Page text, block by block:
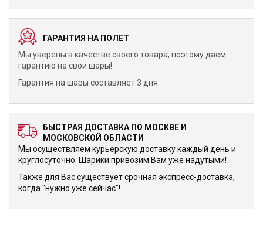
ГАРАНТИЯ НА ПОЛЕТ
Мы уверены в качестве своего товара, поэтому даем
гарантию на свои шары!
Гарантия на шары составляет 3 дня
БЫСТРАЯ ДОСТАВКА ПО МОСКВЕ И
МОСКОВСКОЙ ОБЛАСТИ
Мы осуществляем курьерскую доставку каждый день и
круглосуточно. Шарики привозим Вам уже надутыми!
Также для Вас существует срочная экспресс-доставка,
когда "нужно уже сейчас"!